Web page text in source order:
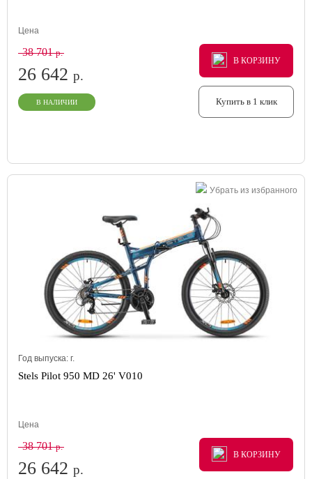
Цена
38 701р.
26 642 р.
В НАЛИЧИИ
В КОРЗИНУ
В КОРЗИНУ
В КОРЗИНУ
Купить в 1 клик
Убрать из избранного
Год выпуска: г.
Stels Pilot 950 MD 26' V010
Цена
38 701р.
26 642 р.
В КОРЗИНУ
В КОРЗИНУ
В КОРЗИНУ